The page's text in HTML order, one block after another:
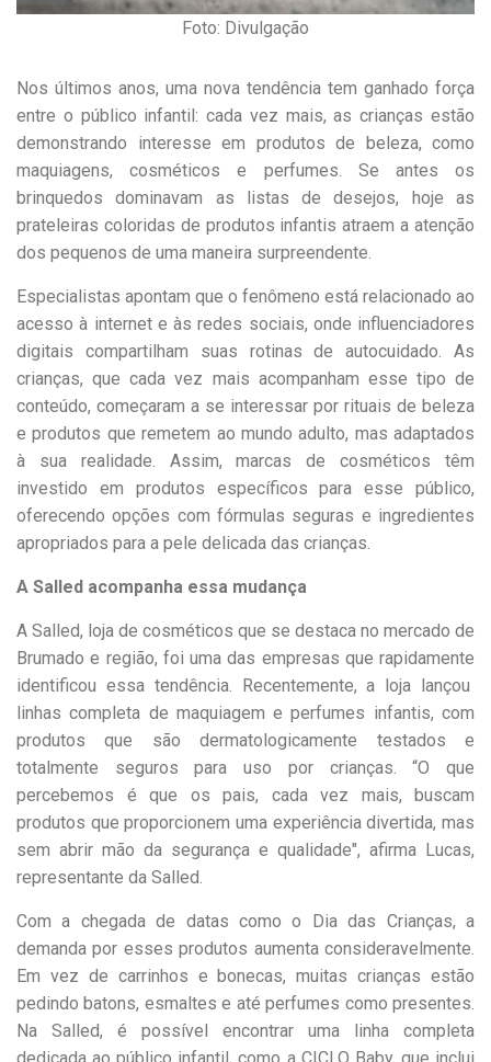
Foto: Divulgação
Nos últimos anos, uma nova tendência tem ganhado força
entre o público infantil: cada vez mais, as crianças estão
demonstrando interesse em produtos de beleza, como
maquiagens, cosméticos e perfumes. Se antes os
brinquedos dominavam as listas de desejos, hoje as
prateleiras coloridas de produtos infantis atraem a atenção
dos pequenos de uma maneira surpreendente.
Especialistas apontam que o fenômeno está relacionado ao
acesso à internet e às redes sociais, onde influenciadores
digitais compartilham suas rotinas de autocuidado. As
crianças, que cada vez mais acompanham esse tipo de
conteúdo, começaram a se interessar por rituais de beleza
e produtos que remetem ao mundo adulto, mas adaptados
à sua realidade. Assim, marcas de cosméticos têm
investido em produtos específicos para esse público,
oferecendo opções com fórmulas seguras e ingredientes
apropriados para a pele delicada das crianças.
A Salled acompanha essa mudança
A Salled, loja de cosméticos que se destaca no mercado de
Brumado e região, foi uma das empresas que rapidamente
identificou essa tendência. Recentemente, a loja lançou
linhas completa de maquiagem e perfumes infantis, com
produtos que são dermatologicamente testados e
totalmente seguros para uso por crianças. “O que
percebemos é que os pais, cada vez mais, buscam
produtos que proporcionem uma experiência divertida, mas
sem abrir mão da segurança e qualidade", afirma Lucas,
representante da Salled.
Com a chegada de datas como o Dia das Crianças, a
demanda por esses produtos aumenta consideravelmente.
Em vez de carrinhos e bonecas, muitas crianças estão
pedindo batons, esmaltes e até perfumes como presentes.
Na Salled, é possível encontrar uma linha completa